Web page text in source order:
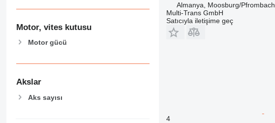
Motor, vites kutusu
Motor gücü
Akslar
Aks sayısı
Almanya, Moosburg/Pfrombach
Multi-Trans GmbH
Satıcıyla iletişime geç
4